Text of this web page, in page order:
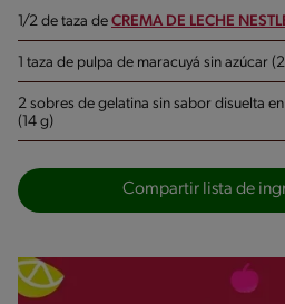
1/2 de taza de CREMA DE LECHE
1 taza de pulpa de maracuyá sin azúcar
2 sobres de gelatina sin sabor disuelta
(14 g)
Compartir lista de